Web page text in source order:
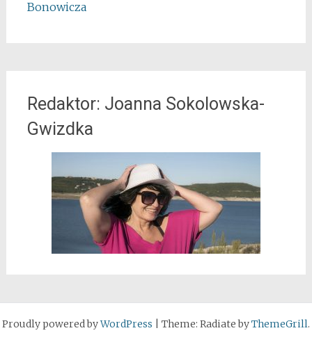
Bonowicza
Redaktor: Joanna Sokolowska-
Gwizdka
Proudly powered byWordPress Theme: Radiate byThemeGrill.